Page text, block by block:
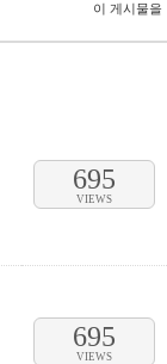
이 게시물을
695
VIEWS
695
VIEWS